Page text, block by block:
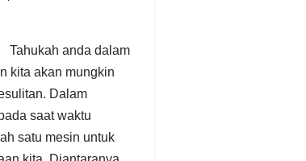
Tahukah anda dalam
kita akan mungkin
Dalam
saat waktu
satu mesin untuk